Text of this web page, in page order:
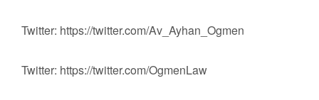
Twitter: https://twitter.com/Av_Ayhan_Ogmen
Twitter: https://twitter.com/OgmenLaw